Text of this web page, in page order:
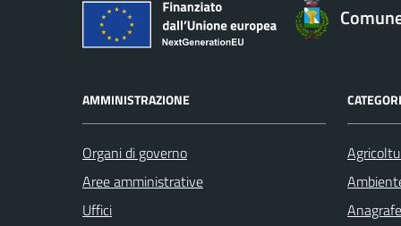
AMMINISTRAZIONE
Organi di governo
Aree amministrative
Uffici